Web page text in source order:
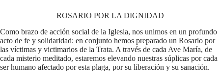
ROSARIO POR LA DIGNIDAD
Como brazo de acción social de la Iglesia, nos unimos en un profundo
acto de fe y solidaridad: en conjunto hemos preparado un Rosario por
las víctimas y victimarios de la Trata. A través de cada Ave María, de
cada misterio meditado, estaremos elevando nuestras súplicas por cada
ser humano afectado por esta plaga, por su liberación y su sanación.